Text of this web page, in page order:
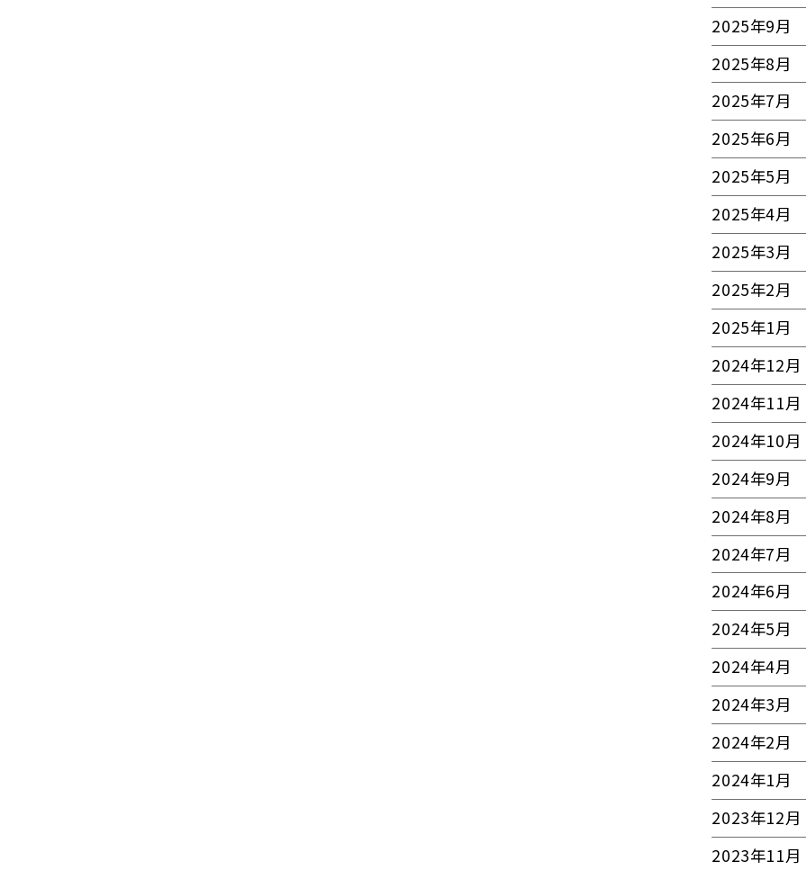
2025年9月
2025年8月
2025年7月
2025年6月
2025年5月
2025年4月
2025年3月
2025年2月
2025年1月
2024年12月
2024年11月
2024年10月
2024年9月
2024年8月
2024年7月
2024年6月
2024年5月
2024年4月
2024年3月
2024年2月
2024年1月
2023年12月
2023年11月